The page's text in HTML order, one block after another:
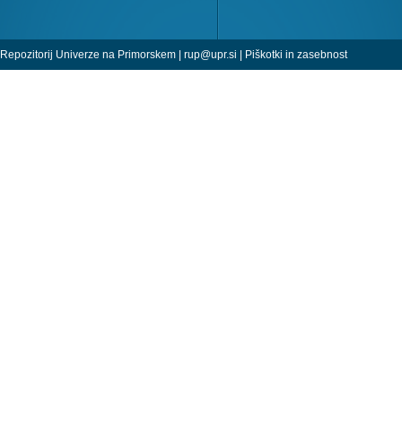
Repozitorij Univerze na Primorskem | rup@upr.si | Piškotki in zasebnost